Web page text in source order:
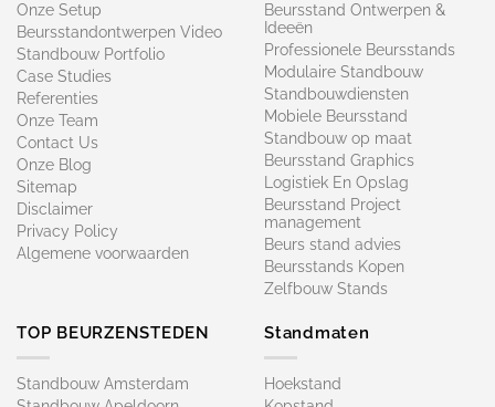
Onze Setup
Beursstandontwerpen Video
Standbouw Portfolio
Case Studies
Referenties
Onze Team
Contact Us
Onze Blog
Sitemap
Disclaimer
Privacy Policy
Algemene voorwaarden
Beursstand Ontwerpen &
Ideeën
Professionele Beursstands
Modulaire Standbouw
Standbouwdiensten
Mobiele Beursstand
Standbouw op maat​
Beursstand Graphics
Logistiek En Opslag
Beursstand Project
management
Beurs stand advies
Beursstands Kopen
Zelfbouw Stands
TOP BEURZENSTEDEN
Standbouw Amsterdam
Standmaten
Hoekstand